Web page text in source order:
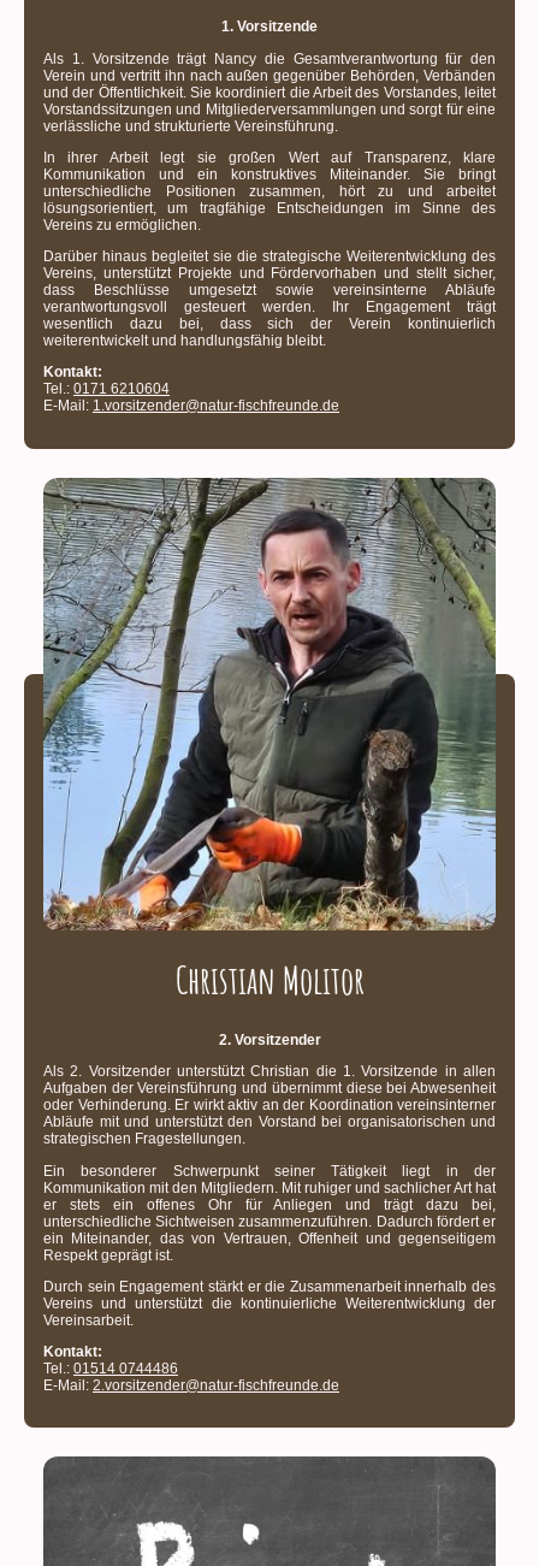
1. Vorsitzende
Als 1. Vorsitzende trägt Nancy die Gesamtverantwortung für den
Verein und vertritt ihn nach außen gegenüber Behörden, Verbänden
und der Öffentlichkeit. Sie koordiniert die Arbeit des Vorstandes, leitet
Vorstandssitzungen und Mitgliederversammlungen und sorgt für eine
verlässliche und strukturierte Vereinsführung.
In ihrer Arbeit legt sie großen Wert auf Transparenz, klare
Kommunikation und ein konstruktives Miteinander. Sie bringt
unterschiedliche Positionen zusammen, hört zu und arbeitet
lösungsorientiert, um tragfähige Entscheidungen im Sinne des
Vereins zu ermöglichen.
Darüber hinaus begleitet sie die strategische Weiterentwicklung des
Vereins, unterstützt Projekte und Fördervorhaben und stellt sicher,
dass Beschlüsse umgesetzt sowie vereinsinterne Abläufe
verantwortungsvoll gesteuert werden. Ihr Engagement trägt
wesentlich dazu bei, dass sich der Verein kontinuierlich
weiterentwickelt und handlungsfähig bleibt.
Kontakt:
Tel.: 0171 6210604
E-Mail: 1.vorsitzender@natur-fischfreunde.de
Christian Molitor
2. Vorsitzender
Als 2. Vorsitzender unterstützt Christian die 1. Vorsitzende in allen
Aufgaben der Vereinsführung und übernimmt diese bei Abwesenheit
oder Verhinderung. Er wirkt aktiv an der Koordination vereinsinterner
Abläufe mit und unterstützt den Vorstand bei organisatorischen und
strategischen Fragestellungen.
Ein besonderer Schwerpunkt seiner Tätigkeit liegt in der
Kommunikation mit den Mitgliedern. Mit ruhiger und sachlicher Art hat
er stets ein offenes Ohr für Anliegen und trägt dazu bei,
unterschiedliche Sichtweisen zusammenzuführen. Dadurch fördert er
ein Miteinander, das von Vertrauen, Offenheit und gegenseitigem
Respekt geprägt ist.
Durch sein Engagement stärkt er die Zusammenarbeit innerhalb des
Vereins und unterstützt die kontinuierliche Weiterentwicklung der
Vereinsarbeit.
Kontakt:
Tel.: 01514 0744486
E-Mail: 2.vorsitzender@natur-fischfreunde.de